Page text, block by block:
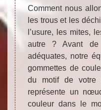
Comment nous
les trous et les
l’usure, les mites,
autre ? Avant de
adéquates, notre
gommettes de
du motif de votre
représente un
couleur dans le